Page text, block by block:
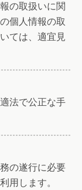
の取扱いに関
個人情報の取
ては、適宜見
法で公正な手
の遂行に必要
用します。